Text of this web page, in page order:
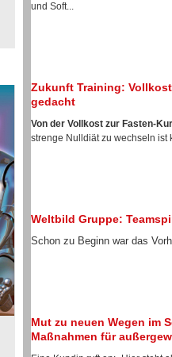
und Soft...
Zukunft Training:
gedacht
Von der Vollkost zur Fasten-Kur
strenge Nulldiät zu wechseln ist
Weltbild Gruppe:
Schon zu Beginn war das
Mut zu neuen Wegen im
Maßnahmen für